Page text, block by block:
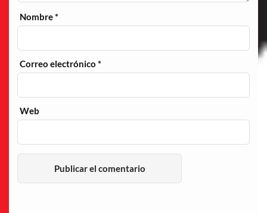
Nombre*
Correo electrónico*
Web